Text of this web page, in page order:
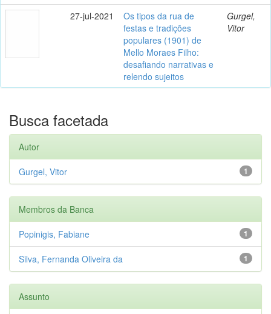
27-jul-2021
Os tipos da rua de
festas e tradições
populares (1901) de
Mello Moraes Filho:
desafiando narrativas e
relendo sujeitos
Gurgel,
Vitor
Busca facetada
Autor
1
Gurgel, Vitor
Membros da Banca
1
Popinigis, Fabiane
1
Silva, Fernanda Oliveira da
Assunto